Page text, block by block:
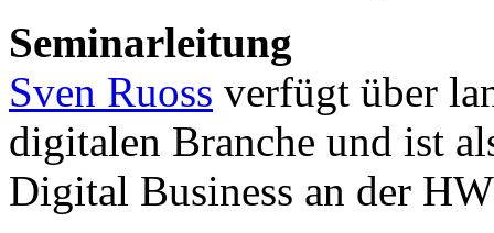
Seminarleitung
Sven Ruoss verfügt über
digitalen Branche und ist
Digital Business an der